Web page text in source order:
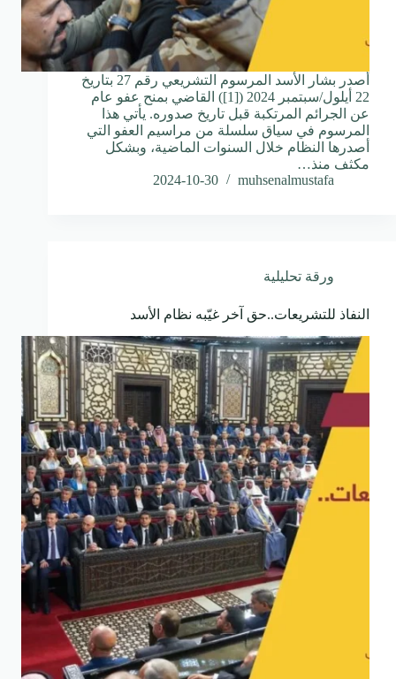
أصدر بشار الأسد المرسوم التشريعي رقم 27 بتاريخ
22 أيلول/سبتمبر 2024 ([1]) القاضي بمنح عفو عام
عن الجرائم المرتكبة قبل تاريخ صدوره. يأتي هذا
المرسوم في سياق سلسلة من مراسيم العفو التي
أصدرها النظام خلال السنوات الماضية، وبشكل
مكثف منذ…
muhsenalmustafa
2024-10-30
ورقة تحليلية
النفاذ للتشريعات..حق آخر غيّبه نظام الأسد